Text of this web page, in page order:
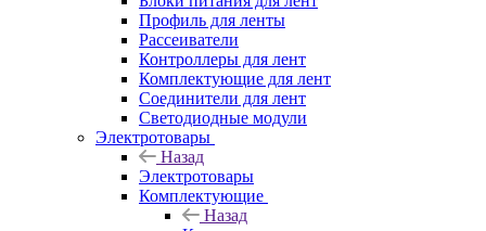
Профиль для ленты
Рассеиватели
Контроллеры для лент
Комплектующие для лент
Соединители для лент
Светодиодные модули
Электротовары
Назад
Электротовары
Комплектующие
Назад